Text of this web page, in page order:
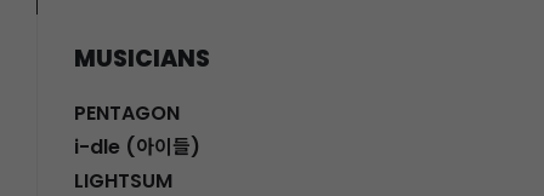
MUSICIANS
PENTAGON
i-dle (아이들)
LIGHTSUM